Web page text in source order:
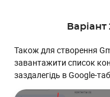
Також для створення
завантажити список
заздалегідь в Google-